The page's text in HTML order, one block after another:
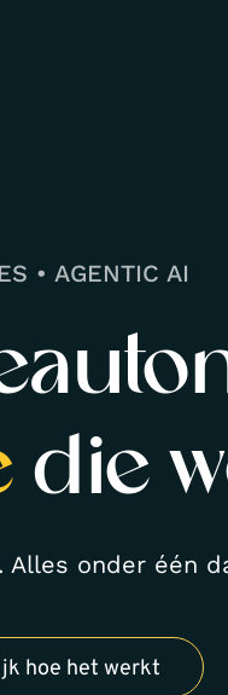
• AGENTIC AI
die
Alles onder één
hoe het werkt